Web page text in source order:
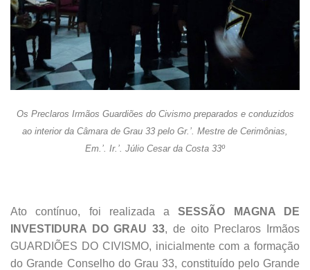
Os Preclaros Irmãos Guardiões do Civismo preparados e conduzidos
ao interior da Câmara de Grau 33 pelo Gr.’. Mestre de Cerimônias,
Em.’. Ir.’. Júlio Cesar da Costa 33º
Ato contínuo, foi realizada aSESSÃO MAGNA DE
INVESTIDURA DO GRAU 33, de oito Preclaros Irmãos
GUARDIÕES DO CIVISMO, inicialmente com a formação
do Grande Conselho do Grau 33, constituído pelo Grande